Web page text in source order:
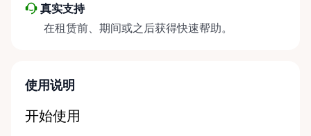
真实支持
在租赁前、期间或之后获得快速帮助。
使用说明
开始使用